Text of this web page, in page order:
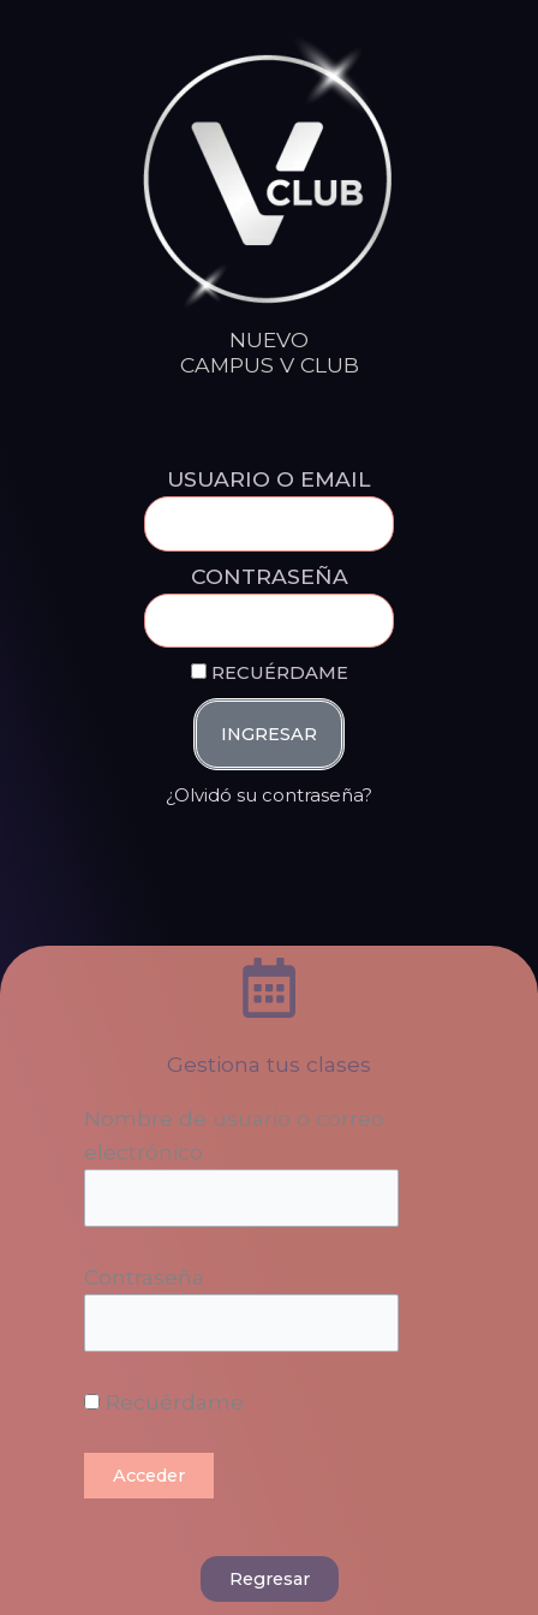
NUEVO
CAMPUS V CLUB
USUARIO O EMAIL
CONTRASEÑA
RECUÉRDAME
INGRESAR
¿Olvidó su contraseña?
Gestiona tus clases
Nombre de usuario o correo
electrónico
Contraseña
Recuérdame
Regresar